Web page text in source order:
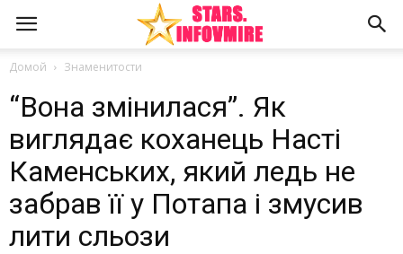
Домой Знаменитости
“Вона змінилася”. Як
виглядає коханець Насті
Каменських, який ледь не
забрав її у Потапа і змусив
лити сльози